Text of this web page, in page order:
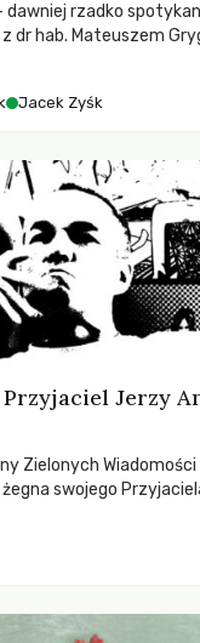
dawniej rzadko
dr hab. Mateuszem
Jacek Zyśk
Przyjaciel Jerzy
Zielonych
swojego